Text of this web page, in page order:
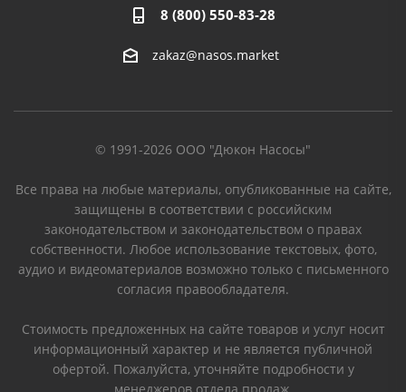
8 (800) 550-83-28
zakaz@nasos.market
© 1991-2026 ООО "Дюкон Насосы"
Все права на любые материалы, опубликованные на сайте,
защищены в соответствии с российским
законодательством и законодательством о правах
собственности. Любое использование текстовых, фото,
аудио и видеоматериалов возможно только с письменного
согласия правообладателя.
Стоимость предложенных на сайте товаров и услуг носит
информационный характер и не является публичной
офертой. Пожалуйста, уточняйте подробности у